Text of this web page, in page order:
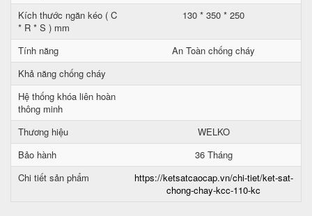
Kích thước ngăn kéo ( C
* R * S ) mm
130 * 350 * 250
Tính năng
An Toàn chống cháy
Khả năng chống cháy
Hệ thống khóa liên hoàn
thông minh
Thương hiệu
WELKO
Bảo hành
36 Tháng
Chi tiết sản phẩm
https://ketsatcaocap.vn/chi-tiet/ket-sat-
chong-chay-kcc-110-kc